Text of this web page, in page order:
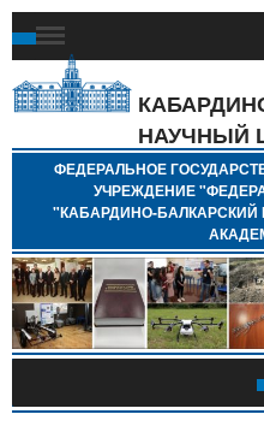
НАУЧНЫЙ
ФЕДЕРАЛЬНОЕ
УЧРЕЖДЕНИЕ
"КАБАРДИНО-